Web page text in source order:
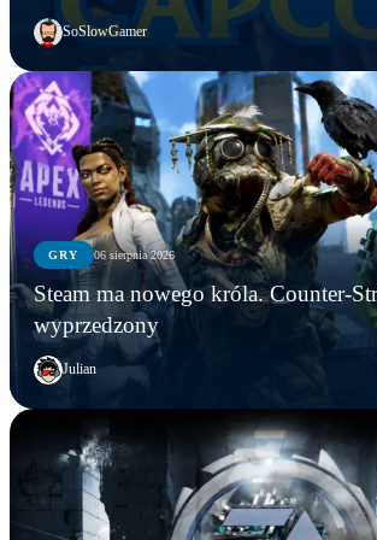
SoSlowGamer
GRY 06 sierpnia 2026
Steam ma nowego króla. Counter-
wyprzedzony
Julian